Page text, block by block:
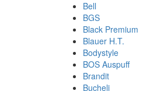
Bell
BGS
Black Premium
Blauer H.T.
Bodystyle
BOS Auspuff
Brandit
Bucheli